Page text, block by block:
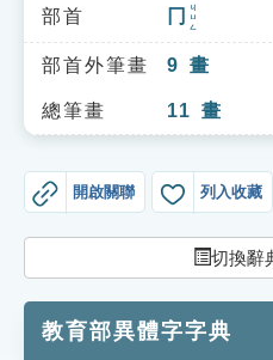
索引選單
知識索引
單字索引
遊戲專區
教學應用
貓頭鷹博士
部首 冂 ㄐㄩㄥ
部首外筆畫 9 畫
總筆畫 11 畫
開啟關聯 列入收藏
切換辭
教育部異體字字典